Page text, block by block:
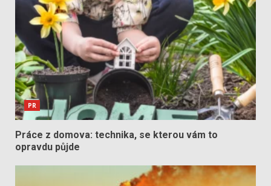
PR
Práce z domova: technika, se kterou vám to
opravdu půjde